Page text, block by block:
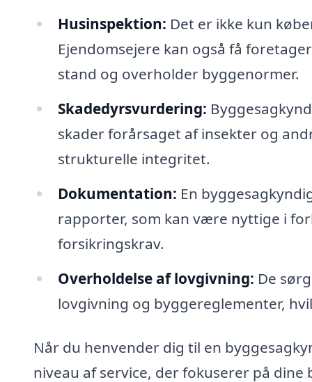
Husinspektion: Det er ikke kun
Ejendomsejere kan også få
stand og overholder byggenormer.
Skadedyrsvurdering:
skader forårsaget af insekter og
strukturelle integritet.
Dokumentation: En
rapporter, som kan være nyttige i
forsikringskrav.
Overholdelse af lovgivning: De
lovgivning og byggereglementer,
Når du henvender dig til en
niveau af service, der fokuserer på